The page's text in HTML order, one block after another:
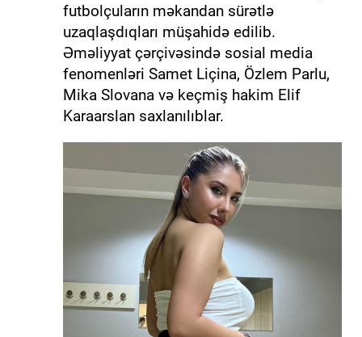
futbolçuların məkandan sürətlə
uzaqlaşdıqları müşahidə edilib.
Əməliyyat çərçivəsində sosial media
fenomenləri Samet Liçina, Özlem Parlu,
Mika Slovana və keçmiş hakim Elif
Karaarslan saxlanılıblar.